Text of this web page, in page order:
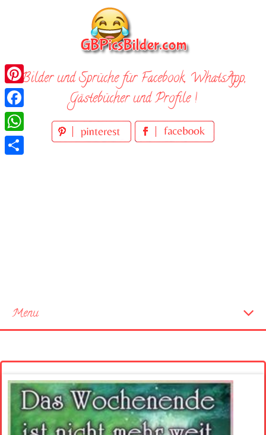
Bilder und Sprüche für Facebook, WhatsApp,
Gästebücher und Profile !
Menu
Pinterest
Facebook
WhatsApp